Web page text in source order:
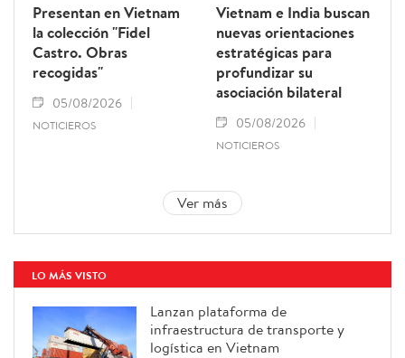
Presentan en Vietnam
la colección "Fidel
Castro. Obras
recogidas"
05/08/2026
NOTICIEROS
Vietnam e India buscan
nuevas orientaciones
estratégicas para
profundizar su
asociación bilateral
05/08/2026
NOTICIEROS
Ver más
LO MÁS VISTO
Lanzan plataforma de
infraestructura de transporte y
logística en Vietnam